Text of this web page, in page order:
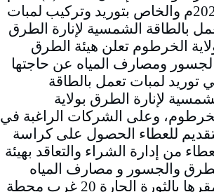
2025م والخاص بتوريد وتركيب لمبات
بالطاقة الشمسية لإنارة الطرق
الخرطوم تعلن هيئة الطرق
ومصارف المياه عن حاجتها
توريد لمبات تعمل بالطاقة
لإنارة الطرق بولاية
وعلى الشركات الراغبة في
للعطاء الحصول على كراسة
من إدارة الشراء والتعاقد بهيئة
والجسور و مصارف المياه
بمقرها بالثورة الحارة 20 غرب محطة